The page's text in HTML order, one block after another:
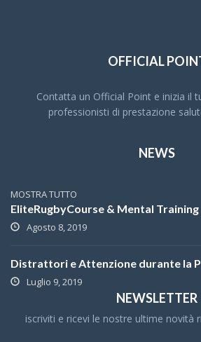
OFFICIAL
Contatta un Official Point e inizia il
professionisti di prestazione
NEWS
MOSTRA TUTTO
EliteRugbyCourse & Mental Training
Agosto 8, 2019
Distrattori e Attenzione durante la
Luglio 9, 2019
NEWSLETTER
iscriviti e ricevi le nostre ultime novità